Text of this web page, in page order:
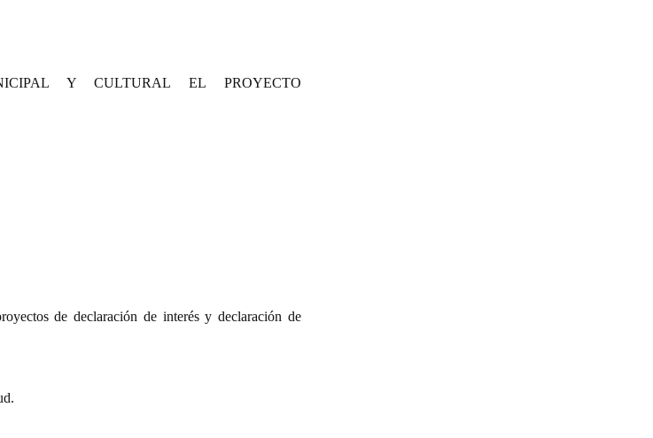
Y CULTURAL EL PROYECTO
de declaración de interés y declaración de